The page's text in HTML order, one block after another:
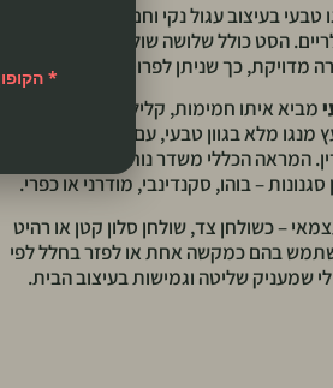
בעיצוב עגול נקי וחם – פתרון עיצובי
הסט כולל שלושה שולחנות בגדלים
כך שניתן לפרוס או לכווץ לפי
מביא איתו חמימות, קלילות ותחושת טבע
מנגו מלא בגוון טבעי, עם רגליים מעוגלות
המראה הכללי משדר נוחות, פונקציונליות
– בוהו, סקנדינבי, מודרני או כפרי.
– כשולחן צד, שולחן סלון קטן או רהיט
בהם כמקשה אחת או לפזר בחלל לפי
שמעניק שליטה וגמישות בעיצוב הבית.
* הקופון מקנה גם